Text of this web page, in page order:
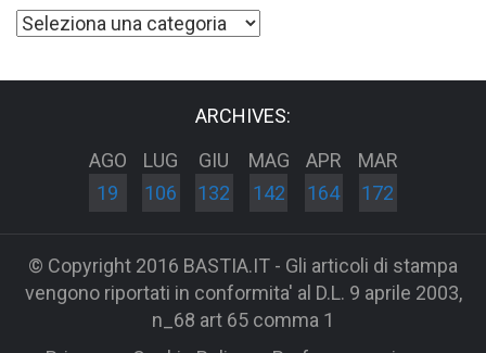
Categorie
ARCHIVES:
AGO
19
LUG
106
GIU
132
MAG
142
APR
164
MAR
172
© Copyright 2016 BASTIA.IT - Gli articoli di stampa
vengono riportati in conformita' al D.L. 9 aprile 2003,
n_68 art 65 comma 1